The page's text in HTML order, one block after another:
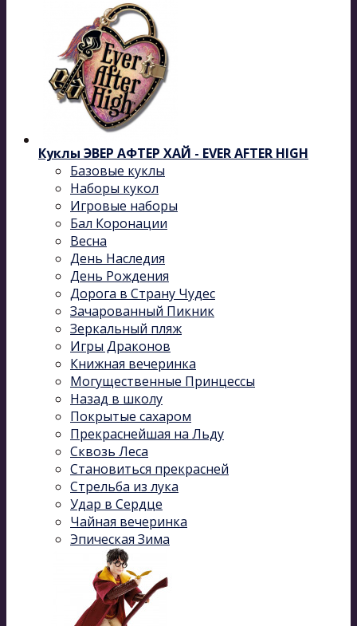
Куклы ЭВЕР АФТЕР ХАЙ - EVER AFTER HIGH
Базовые куклы
Наборы кукол
Игровые наборы
Бал Коронации
Весна
День Наследия
День Рождения
Дорога в Страну Чудес
Зачарованный Пикник
Зеркальный пляж
Игры Драконов
Книжная вечеринка
Могущественные Принцессы
Назад в школу
Покрытые сахаром
Прекраснейшая на Льду
Сквозь Леса
Становиться прекрасней
Стрельба из лука
Удар в Сердце
Чайная вечеринка
Эпическая Зима